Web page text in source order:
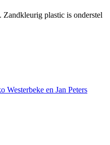
Zandkleurig plastic is onderstel
Westerbeke en Jan Peters